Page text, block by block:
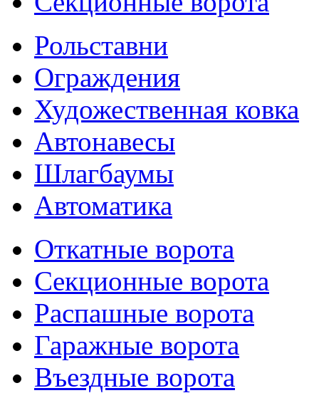
Рольставни
Ограждения
Художественная ковка
Автонавесы
Шлагбаумы
Автоматика
Откатные ворота
Секционные ворота
Распашные ворота
Гаражные ворота
Въездные ворота